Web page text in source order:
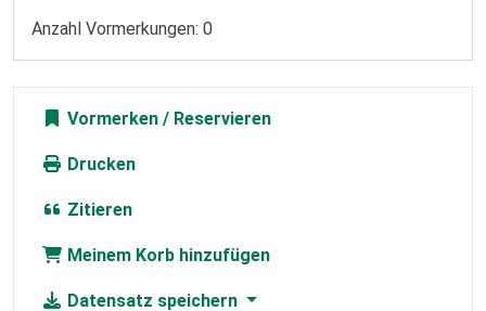
Anzahl Vormerkungen: 0
Vormerken
Drucken
Zitieren
Meinem Korb hinzufügen
Datensatz speichern